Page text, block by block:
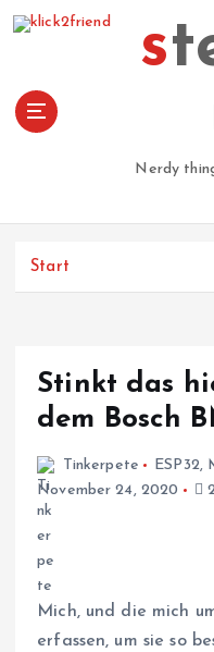
steinla
Nerdy
Start
Stinkt das
dem Bosch
Tinkerpete ESP32,
November 24, 2020
Mich, und die mich
erfassen, um sie so